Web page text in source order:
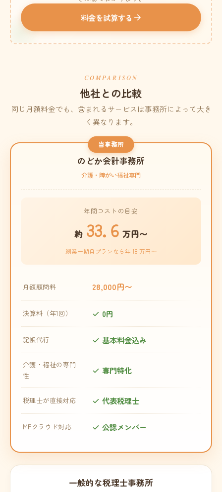
料金を試算する
COMPARISON
他社との比較
同じ月額料金でも、含まれるサービスは事務所によって大き
く異なります。
当事務所
のどか会計事務所
介護・障がい福祉専門
年間コストの目安
約 33.6 万円〜
創業一期目プランなら年 18 万円〜
月額顧問料 28,000円〜
決算料（年1回） 0円
記帳代行 基本料金込み
介護・福祉の専門
性
専門特化
税理士が直接対応 代表税理士
MFクラウド対応 公認メンバー
一般的な税理士事務所